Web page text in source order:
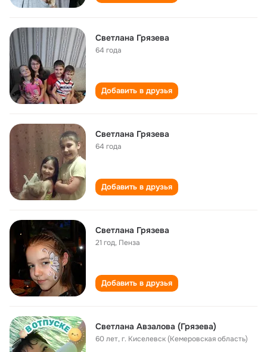
Светлана Грязева
64 года
Добавить в друзья
Светлана Грязева
64 года
Добавить в друзья
Светлана Грязева
21 год, Пенза
Добавить в друзья
Светлана Авзалова (Грязева)
60 лет,г. Киселевск (Кемеровская область)